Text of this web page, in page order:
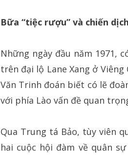
Bữa “tiệc rượu” và chiến
Những ngày đầu năm 1971,
trên đại lộ Lane Xang ở
Văn Trinh đoán biết có lẽ
với phía Lào vấn đề quan
Qua Trung tá Bảo, tùy viên
hai cuộc hội đàm về quân